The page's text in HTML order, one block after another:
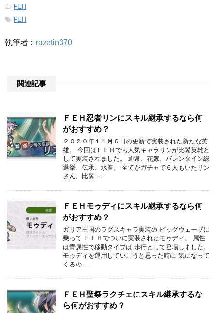
-FEH
-FEH
執筆者： razetin370
関連記事
ＦＥＨ忍者リンにスキル継承するなら何
がおすすめ？
２０２０年１１月６日の更新で実装された新たな英
雄。 今回はＦＥＨでも人気キャラリンが比翼英雄と
して実装されました。 通常、花嫁、バレンタイン総
選挙、伝承、水着。 全てがガチャで６人もいたリン
さん。比翼 …
ＦＥＨモゥディにスキル継承するなら何
がおすすめ？
ガリア王国のラグスキャラ実装の ビッグウェーブに
乗って ＦＥＨでついに実装されたモゥディ。 属性
は青属性で移動タイプは 歩行として登場しました。
モゥディを運用していこうと思った時に 気になって
くるの …
ＦＥＨ聖祭ラクチェにスキル継承するな
ら何がおすすめ？